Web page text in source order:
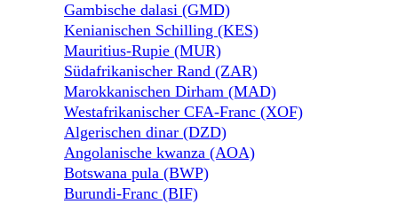
Gambische dalasi (GMD)
Kenianischen Schilling (KES)
Mauritius-Rupie (MUR)
Südafrikanischer Rand (ZAR)
Marokkanischen Dirham (MAD)
Westafrikanischer CFA-Franc (XOF)
Algerischen dinar (DZD)
Angolanische kwanza (AOA)
Botswana pula (BWP)
Burundi-Franc (BIF)